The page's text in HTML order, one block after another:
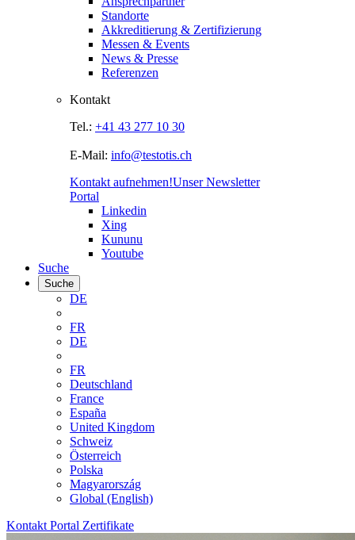
Standorte
Akkreditierung & Zertifizierung
Messen & Events
News & Presse
Referenzen
Kontakt
Tel.: +41 43 277 10 30
E-Mail: info@testotis.ch
Kontakt aufnehmen!Unser Newsletter
Portal
Linkedin
Xing
Kununu
Youtube
Suche
Suche
DE
FR
DE
FR
Deutschland
France
España
United Kingdom
Schweiz
Österreich
Polska
Magyarország
Global (English)
Kontakt Portal Zertifikate